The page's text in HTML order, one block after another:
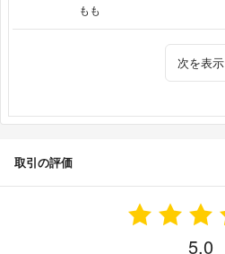
もも
次を表示
取引の評価
5.0